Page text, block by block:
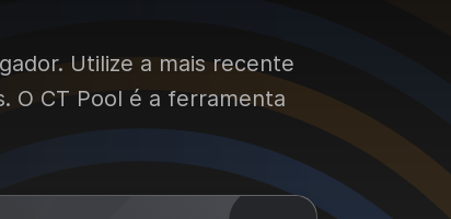
Utilize a mais recente
O CT Pool é a ferramenta